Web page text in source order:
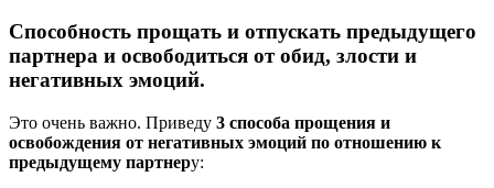
Способность прощать и отпускать предыдущего
партнера и освободиться от обид, злости и
негативных эмоций.
Это очень важно. Приведу 3 способа прощения и
освобождения от негативных эмоций по отношению к
предыдущему партнеру: